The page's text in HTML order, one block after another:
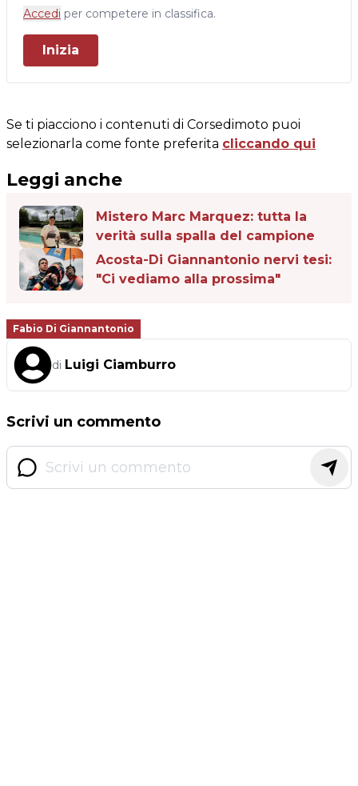
Accedi per competere in classifica.
Inizia
Se ti piacciono i contenuti di Corsedimoto puoi
selezionarla come fonte preferita cliccando qui
Leggi anche
Mistero Marc Marquez: tutta la
verità sulla spalla del campione
Acosta-Di Giannantonio nervi tesi:
"Ci vediamo alla prossima"
Fabio Di Giannantonio
di Luigi Ciamburro
Scrivi un commento